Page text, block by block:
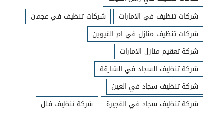
شركات تنظيف في الامارات
شركات تنظيف في عجمان
شركات تنظيف منازل في ام القيوين
شركة تعقيم منازل الامارات
شركة تنظيف السجاد في الشارقة
شركة تنظيف سجاد في العين
شركة تنظيف سجاد في الفجيرة
شركة تنظيف فلل